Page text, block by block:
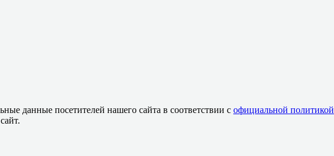
данные посетителей нашего сайта в соответствии с официальной политикой